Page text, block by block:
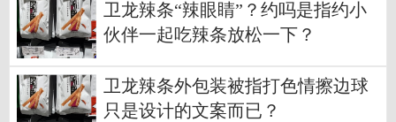
卫龙辣条“辣眼睛”？约吗是指约小
伙伴一起吃辣条放松一下？
卫龙辣条外包装被指打色情擦边球
只是设计的文案而已？